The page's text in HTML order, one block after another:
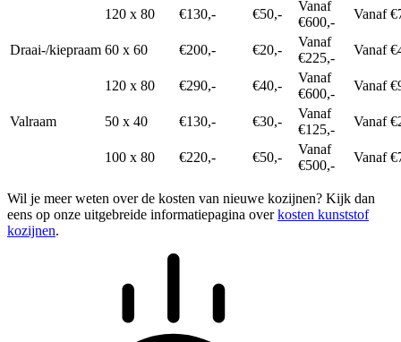
120 x 80 €130,- €50,-
Vanaf
€600,-
Vanaf
Draai-/kiepraam 60 x 60 €200,- €20,-
Vanaf
€225,-
Vanaf
120 x 80 €290,- €40,-
Vanaf
€600,-
Vanaf
Valraam 50 x 40 €130,- €30,-
Vanaf
€125,-
Vanaf
100 x 80 €220,- €50,-
Vanaf
€500,-
Vanaf
Wil je meer weten over de kosten van nieuwe kozijnen? Kijk dan
eens op onze uitgebreide informatiepagina overkosten kunststof
kozijnen.